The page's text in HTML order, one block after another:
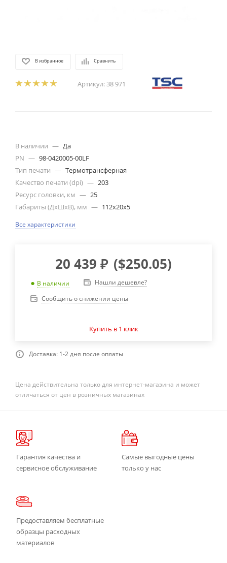
В избранное Сравнить
Артикул: 38 971
В наличии — Да
PN — 98-0420005-00LF
Тип печати — Термотрансферная
Качество печати (dpi) — 203
Ресурс головки, км — 25
Габариты (ДхШхВ), мм — 112x20x5
Все характеристики
20 439 ₽ ($250.05)
В наличии
Нашли дешевле?
Сообщить о снижении цены
Купить в 1 клик
Доставка: 1-2 дня после оплаты
Цена действительна только для интернет-магазина и может
отличаться от цен в розничных магазинах
Гарантия качества и
сервисное обслуживание
Самые выгодные цены
только у нас
Предоставляем бесплатные
образцы расходных
материалов